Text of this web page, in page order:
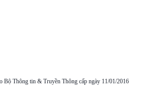
Bộ Thông tin & Truyền Thông cấp ngày 11/01/2016